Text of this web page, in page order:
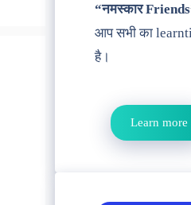
“नमस्कार
आप सभी का
है।
Learn more